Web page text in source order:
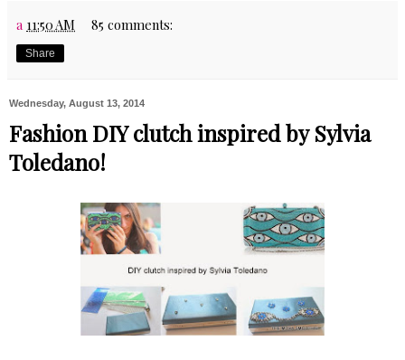
a 11:50 AM 85 comments:
Share
Wednesday, August 13, 2014
Fashion DIY clutch inspired by Sylvia
Toledano!